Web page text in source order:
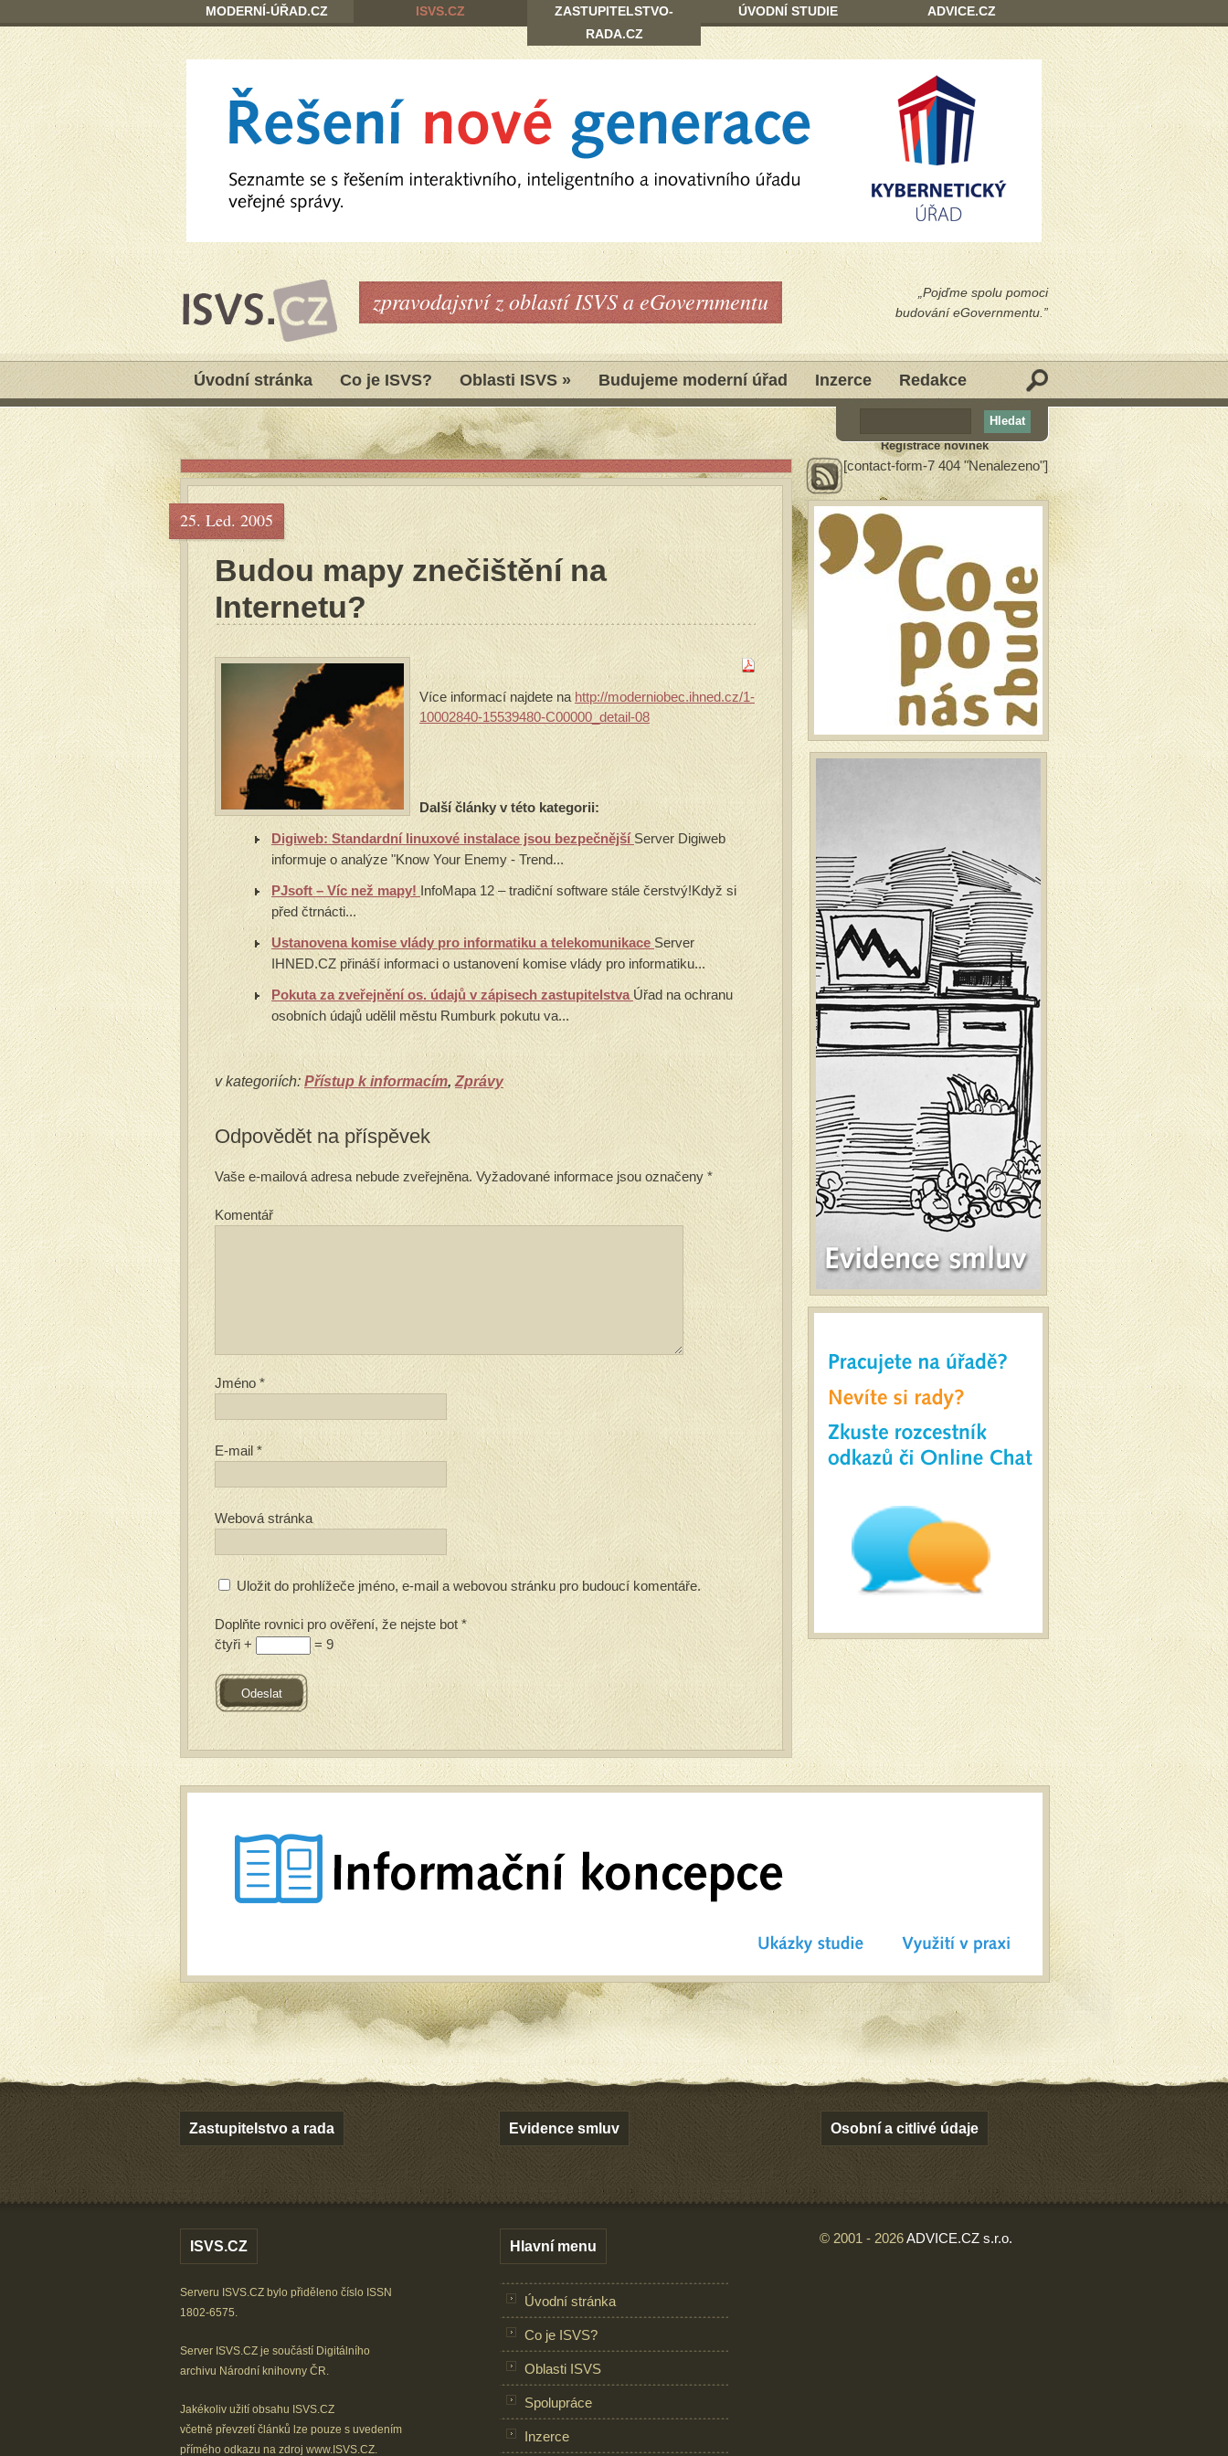
„Pojďme spolu pomoci
budování eGovernmentu.”
zpravodajství z oblastí ISVS a eGovernmentu
Úvodní stránka Co je ISVS? Oblasti ISVS » Budujeme moderní úřad Inzerce Redakce
25. Led. 2005
Budou mapy znečištění na
Internetu?
Více informací najdete nahttp://moderniobec.ihned.cz/1-
10002840-15539480-C00000_detail-08
Další články v této kategorii:
Digiweb: Standardní linuxové instalace jsou bezpečnější Server Digiweb
informuje o analýze "Know Your Enemy - Trend...
PJsoft – Víc než mapy! InfoMapa 12 – tradiční software stále čerstvý!Když si
před čtrnácti...
Ustanovena komise vlády pro informatiku a telekomunikaceServer
IHNED.CZ přináší informaci o ustanovení komise vlády pro informatiku...
Pokuta za zveřejnění os. údajů v zápisech zastupitelstva Úřad na ochranu
osobních údajů udělil městu Rumburk pokutu va...
v kategoriích: Přístup k informacím, Zprávy
Odpovědět na příspěvek
Vaše e-mailová adresa nebude zveřejněna. Vyžadované informace jsou označeny *
Komentář
Jméno *
E-mail *
Webová stránka
Uložit do prohlížeče jméno, e-mail a webovou stránku pro budoucí komentáře.
Doplňte rovnici pro ověření, že nejste bot *
čtyři +
= 9
Registrace novinek
[contact-form-7 404 "Nenalezeno"]
Zastupitelstvo a rada Evidence smluv Osobní a citlivé údaje
ISVS.CZ
Serveru ISVS.CZ bylo přiděleno číslo ISSN
1802-6575.
Server ISVS.CZ je součástí Digitálního
archivu Národní knihovny ČR.
Jakékoliv užití obsahu ISVS.CZ
včetně převzetí článků lze pouze s uvedením
přímého odkazu na zdroj www.ISVS.CZ.
Hlavní menu
Úvodní stránka
Co je ISVS?
Oblasti ISVS
Spolupráce
Inzerce
© 2001 - 2026ADVICE.CZ s.r.o.
MODERNÍ-ÚŘAD.CZ ISVS.CZ
ZASTUPITELSTVO-
RADA.CZ
ÚVODNÍ STUDIE ADVICE.CZ